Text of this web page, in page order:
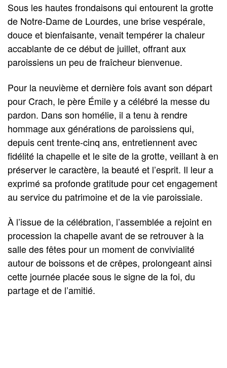
Sous les hautes frondaisons qui entourent la grotte
de Notre-Dame de Lourdes, une brise vespérale,
douce et bienfaisante, venait tempérer la chaleur
accablante de ce début de juillet, offrant aux
paroissiens un peu de fraîcheur bienvenue.
Pour la neuvième et dernière fois avant son départ
pour Crach, le père Émile y a célébré la messe du
pardon. Dans son homélie, il a tenu à rendre
hommage aux générations de paroissiens qui,
depuis cent trente-cinq ans, entretiennent avec
fidélité la chapelle et le site de la grotte, veillant à en
préserver le caractère, la beauté et l’esprit. Il leur a
exprimé sa profonde gratitude pour cet engagement
au service du patrimoine et de la vie paroissiale.
À l’issue de la célébration, l’assemblée a rejoint en
procession la chapelle avant de se retrouver à la
salle des fêtes pour un moment de convivialité
autour de boissons et de crêpes, prolongeant ainsi
cette journée placée sous le signe de la foi, du
partage et de l’amitié.